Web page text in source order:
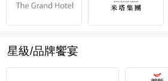
星級/品牌饗宴